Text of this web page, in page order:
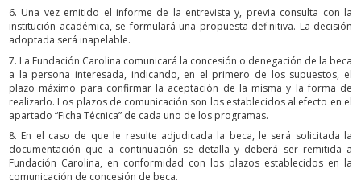
6. Una vez emitido el informe de la entrevista y, previa consulta con la
institución académica, se formulará una propuesta definitiva. La decisión
adoptada será inapelable.
7. La Fundación Carolina comunicará la concesión o denegación de la beca
a la persona interesada, indicando, en el primero de los supuestos, el
plazo máximo para confirmar la aceptación de la misma y la forma de
realizarlo. Los plazos de comunicación son los establecidos al efecto en el
apartado “Ficha Técnica” de cada uno de los programas.
8. En el caso de que le resulte adjudicada la beca, le será solicitada la
documentación que a continuación se detalla y deberá ser remitida a
Fundación Carolina, en conformidad con los plazos establecidos en la
comunicación de concesión de beca.